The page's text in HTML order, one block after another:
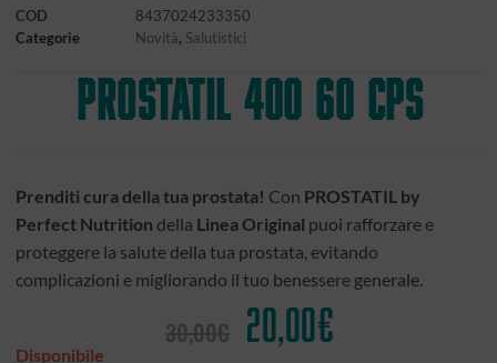
COD
8437024233350
Categorie
Novità, Salutistici
PROSTATIL 400 60 CPS
Prenditi cura della tua prostata! Con PROSTATIL by
Perfect Nutrition della Linea Original puoi rafforzare e
proteggere la salute della tua prostata, evitando
complicazioni e migliorando il tuo benessere generale.
30,00€ 20,00€
Disponibile